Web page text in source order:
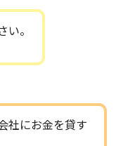
。
社にお金を貸す